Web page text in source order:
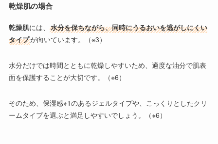
乾燥肌の場合
乾燥肌には、 水分を保ちながら、同時にうるおいを逃がしにくい
タイプが向いています。（※3）
水分だけでは時間とともに乾燥しやすいため、適度な油分で肌表
面を保護することが大切です。（※6）
そのため、 保湿感※1のあるジェルタイプや、こっくりとしたクリ
ームタイプを選ぶと満足しやすいでしょう。（※6）